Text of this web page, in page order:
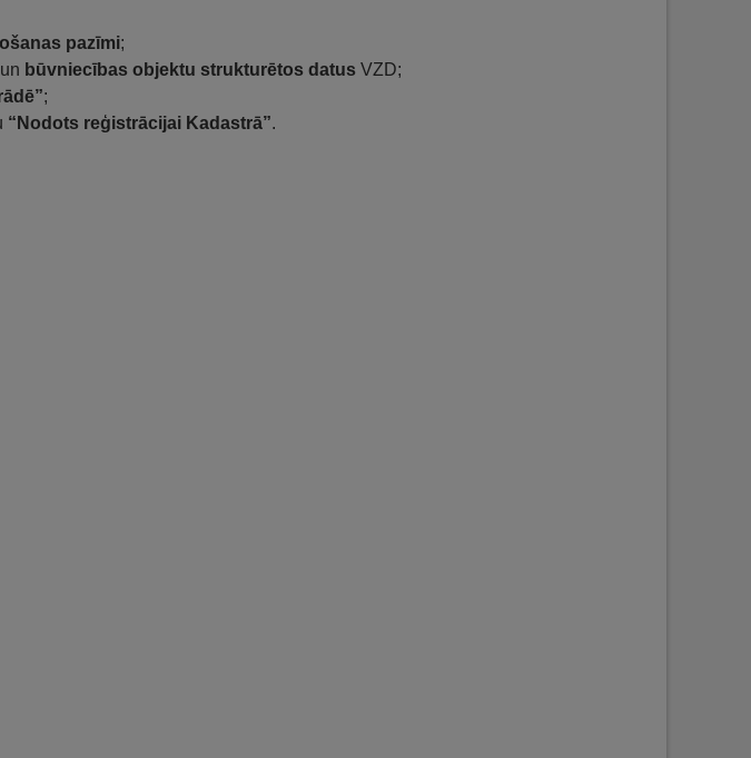
pazīmi;
un būvniecības objektu strukturētos datus VZD;
;
“Nodots reģistrācijai Kadastrā”.